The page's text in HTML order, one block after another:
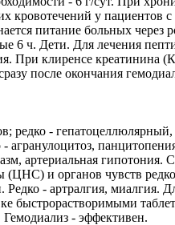
кровотечений у пациентов
питание больных
6 ч. Дети. Для лечения
При клиренсе креатинина
после окончания
-
артериальная гипотония.
(ЦНС) и органов чувств
Редко - артралгия, миалгия.
быстрорастворимыми
- эффективен.